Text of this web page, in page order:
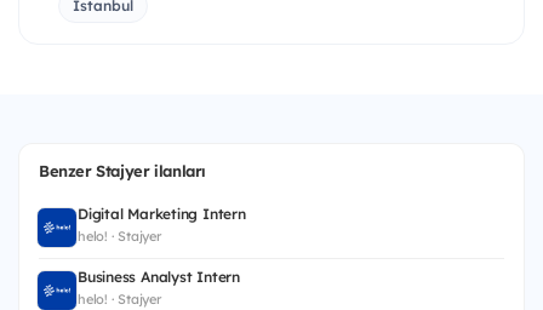
İstanbul
Benzer Stajyer ilanları
Digital Marketing Intern
helo! · Stajyer
Business Analyst Intern
helo! · Stajyer